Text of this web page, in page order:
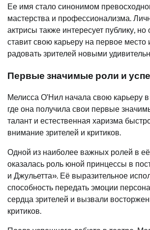
Ее имя стало синонимом
мастерства и профессионализма.
актрисы также интересует публику, но
ставит свою карьеру на первое место
радовать зрителей новыми
Первые значимые роли и
Мелисса О’Нил начала свою карьеру
где она получила свои первые
талант и естественная харизма
внимание зрителей и критиков.
Одной из наиболее важных ролей в
оказалась роль юной принцессы в
и Джульетта». Её выразительное
способность передать эмоции
сердца зрителей и вызвали
критиков.